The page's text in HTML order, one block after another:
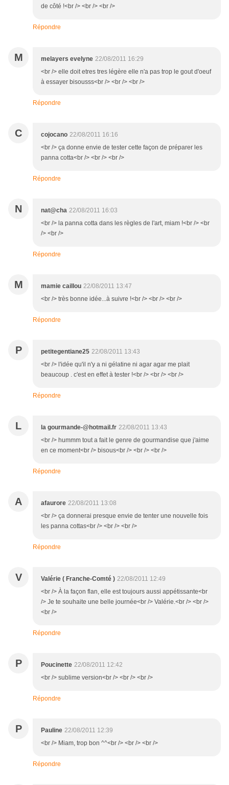
de côté !<br /> <br /> <br />
Répondre
M melayers evelyne 22/08/2011 16:29
<br /> elle doit etres tres légère elle n'a pas trop le gout d'oeuf
à essayer bisousss<br /> <br /> <br />
Répondre
C cojocano 22/08/2011 16:16
<br /> ça donne envie de tester cette façon de préparer les
panna cotta<br /> <br /> <br />
Répondre
N nat@cha 22/08/2011 16:03
<br /> la panna cotta dans les règles de l'art, miam !<br /> <br
/> <br />
Répondre
M mamie caillou 22/08/2011 13:47
<br /> très bonne idée...à suivre !<br /> <br /> <br />
Répondre
P petitegentiane25 22/08/2011 13:43
<br /> l'idée qu'il n'y a ni gélatine ni agar agar me plait
beaucoup . c'est en effet à tester !<br /> <br /> <br />
Répondre
L la gourmande-@hotmail.fr 22/08/2011 13:43
<br /> hummm tout a fait le genre de gourmandise que j'aime
en ce moment<br /> bisous<br /> <br /> <br />
Répondre
A afaurore 22/08/2011 13:08
<br /> ça donnerai presque envie de tenter une nouvelle fois
les panna cottas<br /> <br /> <br />
Répondre
V Valérie ( Franche-Comté ) 22/08/2011 12:49
<br /> À la façon flan, elle est toujours aussi appétissante<br
/> Je te souhaite une belle journée<br /> Valérie.<br /> <br />
<br />
Répondre
P Poucinette 22/08/2011 12:42
<br /> sublime version<br /> <br /> <br />
Répondre
P Pauline 22/08/2011 12:39
<br /> Miam, trop bon ^^<br /> <br /> <br />
Répondre